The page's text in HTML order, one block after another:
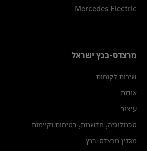
Mercedes Electric
מרצדס-בנץ ישראל
שירות לקוחות
אודות
עיצוב
טכנולוגיה, חדשנות, בטיחות וקיימות
מגזין מרצדס-בנץ